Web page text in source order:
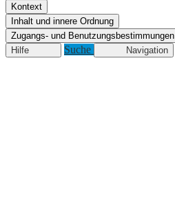
Kontext
Inhalt und innere Ordnung
Zugangs- und Benutzungsbestimmungen
Hilfe
Suche Navigation